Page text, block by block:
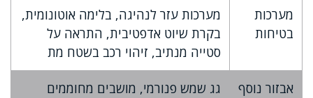
מערכות
בטיחות
מערכות עזר לנהיגה, בלימה אוטונומית,
בקרת שיוט אדפטיבית, התראה על
סטייה מנתיב, זיהוי רכב בשטח מת
אבזור נוסף
גג שמש פנורמי, מושבים מחוממים